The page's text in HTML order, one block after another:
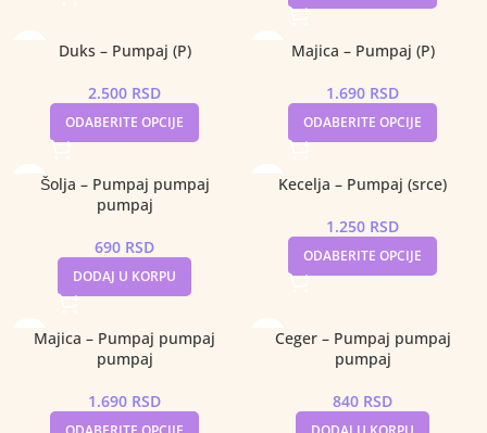
Duks – Pumpaj (P)
2.500 RSD
ODABERITE OPCIJE
Majica – Pumpaj (P)
1.690 RSD
ODABERITE OPCIJE
Šolja – Pumpaj pumpaj
pumpaj
690 RSD
DODAJ U KORPU
Kecelja – Pumpaj (srce)
1.250 RSD
ODABERITE OPCIJE
Majica – Pumpaj pumpaj
pumpaj
1.690 RSD
Ceger – Pumpaj pumpaj
pumpaj
840 RSD